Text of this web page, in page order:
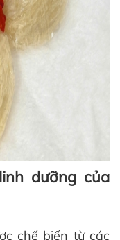
dưỡng của
chế biến từ các